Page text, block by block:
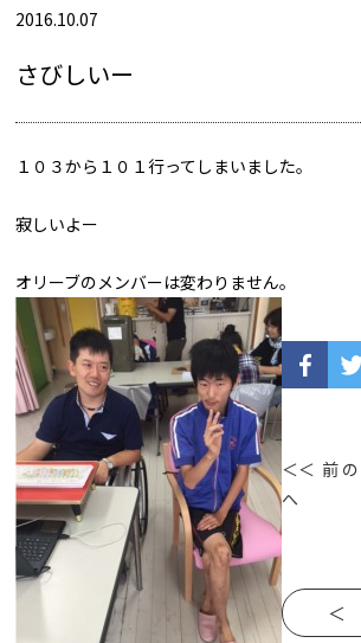
2016.10.07
さびしいー
１０３から１０１行ってしまいました。
寂しいよー
オリーブのメンバーは変わりません。
＜＜ 前
へ
＜